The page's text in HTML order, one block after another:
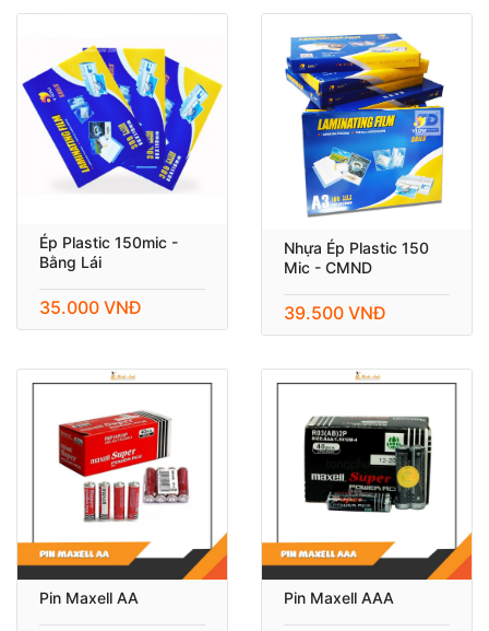
Ép Plastic 150mic -
Bằng Lái
35.000 VNĐ
Nhựa Ép Plastic 150
Mic - CMND
39.500 VNĐ
Pin Maxell AA Pin Maxell AAA